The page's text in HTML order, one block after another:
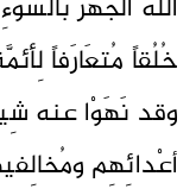
اللهُ الجَهرَ
خُلُقاً مُتعَارَفاً
وقد نَهَوْا عنه
أعْدائِهِم